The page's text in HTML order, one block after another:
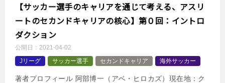
【サッカー選手のキャリアを通じて考える、アスリ
ートのセカンドキャリアの核心】第０回：イントロ
ダクション
公開日： 2021-04-02
Jリーグ
サッカー選手 セカンドキャリア 海外サッカー
著者プロフィール 阿部博一（アベ・ヒロカズ）現在地：ク